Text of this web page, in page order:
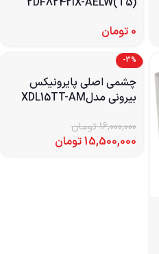
0 تومان
-3%
چشمی اصلی پایرونیکس
بیرونی مدلXDL15TT-AM
16,000,000تومان
15,500,000تومان